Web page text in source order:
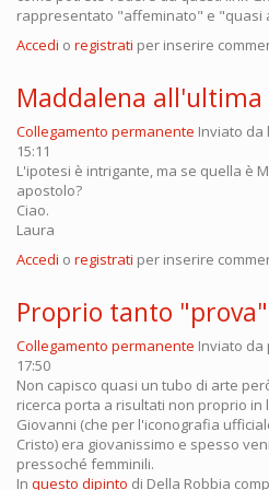
rappresentato "affeminato" e "quasi
Accedi o registrati per inserire
Maddalena all'ultima
Collegamento permanente Inviato da
15:11
L'ipotesi è intrigante, ma se quella è
apostolo?
Ciao.
Laura
Accedi o registrati per inserire
Proprio tanto
Collegamento permanente Inviato da
17:50
Non capisco quasi un tubo di arte
ricerca porta a risultati non proprio in
Giovanni (che per l'iconografia
Cristo) era giovanissimo e spesso
pressoché femminili.
In questo dipinto di Della Robbia